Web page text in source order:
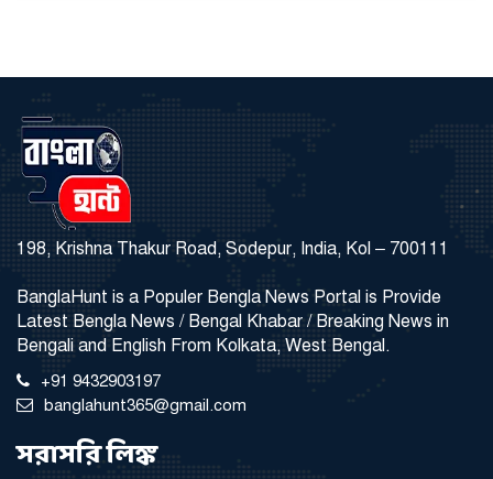
198, Krishna Thakur Road, Sodepur, India, Kol – 700111
BanglaHunt is a Populer Bengla News Portal is Provide
Latest Bengla News / Bengal Khabar / Breaking News in
Bengali and English From Kolkata, West Bengal.
+91 9432903197
banglahunt365@gmail.com
সরাসরি লিঙ্ক